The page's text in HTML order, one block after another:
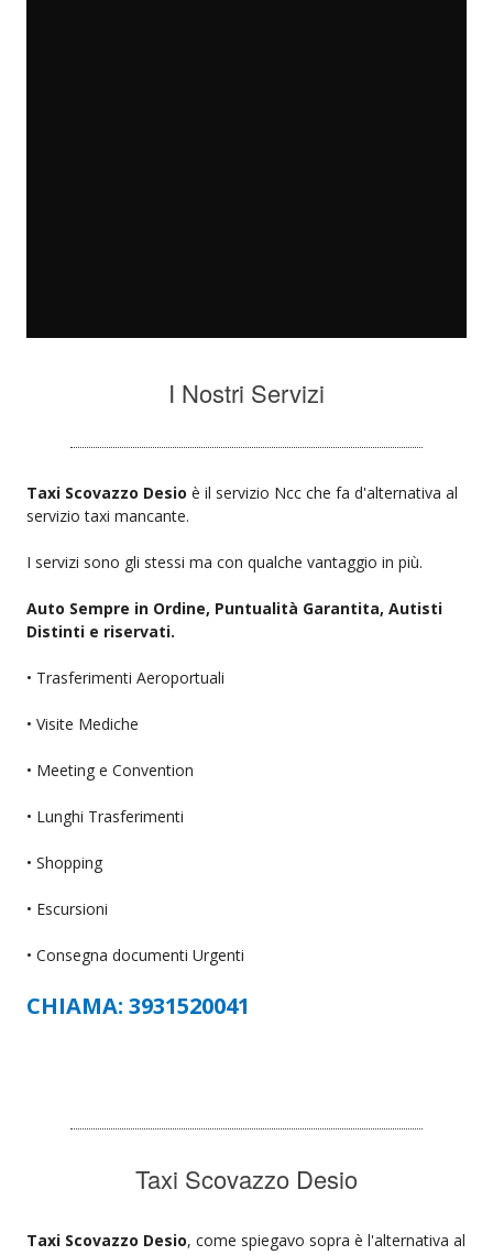
I Nostri Servizi
Taxi Scovazzo Desio è il servizio Ncc che fa d'alternativa al
servizio taxi mancante.
I servizi sono gli stessi ma con qualche vantaggio in più.
Auto Sempre in Ordine, Puntualità Garantita, Autisti
Distinti e riservati.
• Trasferimenti Aeroportuali
• Visite Mediche
• Meeting e Convention
• Lunghi Trasferimenti
• Shopping
• Escursioni
• Consegna documenti Urgenti
CHIAMA: 3931520041
Taxi Scovazzo Desio
Taxi Scovazzo Desio, come spiegavo sopra è l'alternativa al